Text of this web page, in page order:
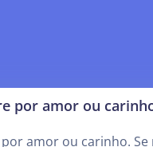
por amor ou
amor ou carinho. Se